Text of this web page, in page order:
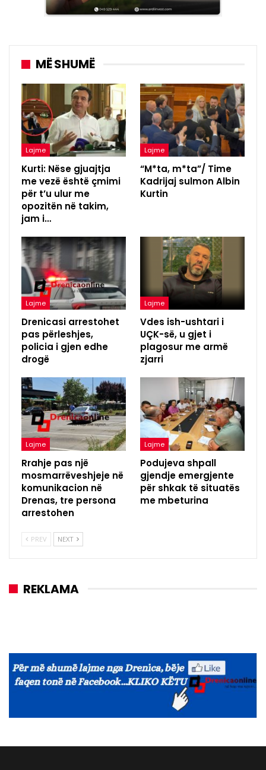
MË SHUMË
Lajme
Kurti: Nëse gjuajtja
me vezë është çmimi
për t’u ulur me
opozitën në takim,
jam i…
Lajme
“M*ta, m*ta”/ Time
Kadrijaj sulmon Albin
Kurtin
Lajme
Drenicasi arrestohet
pas përleshjes,
policia i gjen edhe
drogë
Lajme
Vdes ish-ushtari i
UÇK-së, u gjet i
plagosur me armë
zjarri
Lajme
Rrahje pas një
mosmarrëveshjeje në
komunikacion në
Drenas, tre persona
arrestohen
Lajme
Podujeva shpall
gjendje emergjente
për shkak të situatës
me mbeturina
PREV NEXT
REKLAMA